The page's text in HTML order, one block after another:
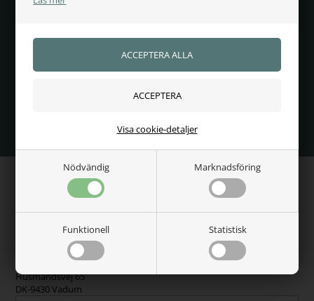
Nödvändig Marknadsföring
Funktionell Statistisk
Visa cookie-detaljer
Jag accepterarvillkoren
AB Ridutrustning
Husmandsvej 65
DK-9430 Vadum